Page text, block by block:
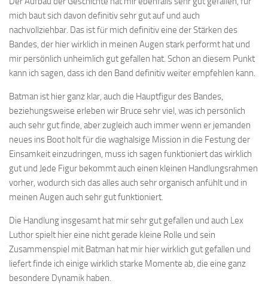
mich baut sich davon definitiv sehr gut auf und auch
nachvollziehbar. Das ist für mich definitiv eine der Stärken des
Bandes, der hier wirklich in meinen Augen stark performt hat und
mir persönlich unheimlich gut gefallen hat. Schon an diesem Punkt
kann ich sagen, dass ich den Band definitiv weiter empfehlen kann.
Batman ist hier ganz klar, auch die Hauptfigur des Bandes,
beziehungsweise erleben wir Bruce sehr viel, was ich persönlich
auch sehr gut finde, aber zugleich auch immer wenn er jemanden
neues ins Boot holt für die waghalsige Mission in die Festung der
Einsamkeit einzudringen, muss ich sagen funktioniert das wirklich
gut und Jede Figur bekommt auch einen kleinen Handlungsrahmen
vorher, wodurch sich das alles auch sehr organisch anfühlt und in
meinen Augen auch sehr gut funktioniert.
Die Handlung insgesamt hat mir sehr gut gefallen und auch Lex
Luthor spielt hier eine nicht gerade kleine Rolle und sein
Zusammenspiel mit Batman hat mir hier wirklich gut gefallen und
liefert finde ich einige wirklich starke Momente ab, die eine ganz
besondere Dynamik haben.